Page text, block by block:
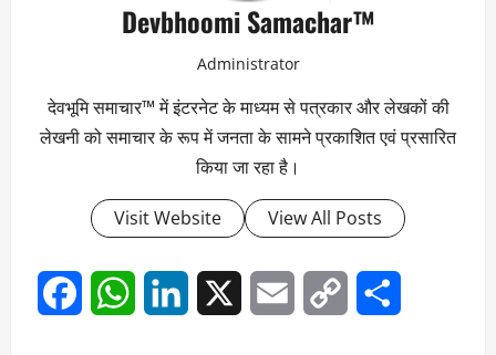
Devbhoomi Samachar™
Administrator
देवभूमि समाचार™ में इंटरनेट के माध्यम से पत्रकार और लेखकों की
लेखनी को समाचार के रूप में जनता के सामने प्रकाशित एवं प्रसारित
किया जा रहा है।
Visit Website View All Posts
FacebookWhatsAppLinkedIn Email
Copy